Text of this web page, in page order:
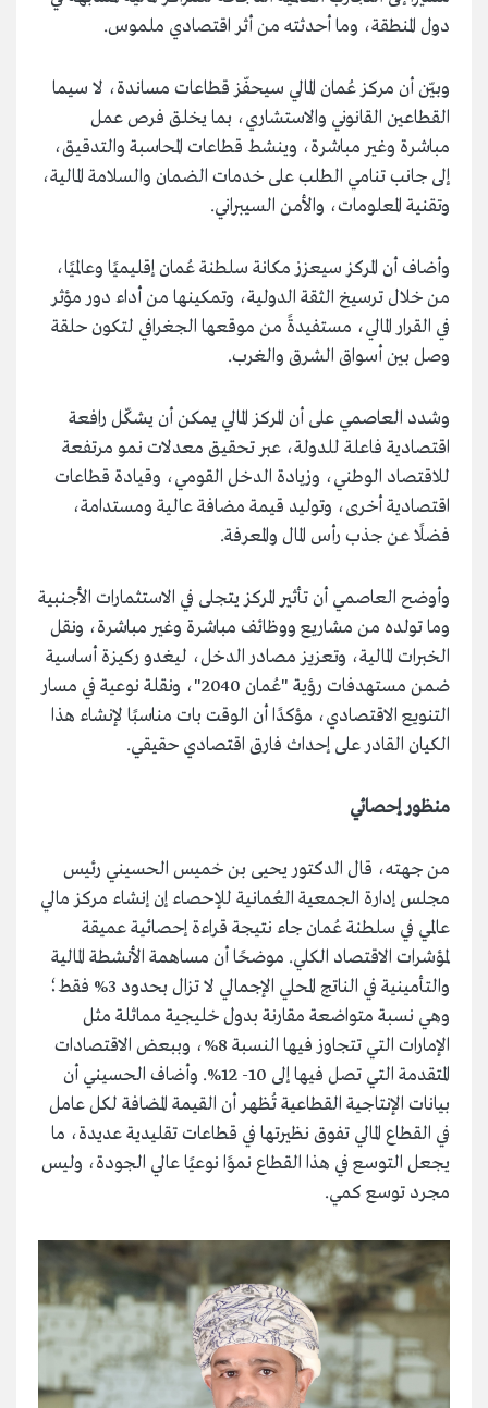
دول المنطقة، وما أحدثته من أثر اقتصادي ملموس.
وبيّن أن مركز عُمان المالي سيحفّز قطاعات مساندة، لا سيما
القطاعين القانوني والاستشاري، بما يخلق فرص عمل
مباشرة وغير مباشرة، وينشط قطاعات المحاسبة والتدقيق،
إلى جانب تنامي الطلب على خدمات الضمان والسلامة المالية،
وتقنية المعلومات، والأمن السيبراني.
وأضاف أن المركز سيعزز مكانة سلطنة عُمان إقليميًا وعالميًا،
من خلال ترسيخ الثقة الدولية، وتمكينها من أداء دور مؤثر
في القرار المالي، مستفيدةً من موقعها الجغرافي لتكون حلقة
وصل بين أسواق الشرق والغرب.
وشدد العاصمي على أن المركز المالي يمكن أن يشكّل رافعة
اقتصادية فاعلة للدولة، عبر تحقيق معدلات نمو مرتفعة
للاقتصاد الوطني، وزيادة الدخل القومي، وقيادة قطاعات
اقتصادية أخرى، وتوليد قيمة مضافة عالية ومستدامة،
فضلًا عن جذب رأس المال والمعرفة.
وأوضح العاصمي أن تأثير المركز يتجلى في الاستثمارات الأجنبية
وما تولده من مشاريع ووظائف مباشرة وغير مباشرة، ونقل
الخبرات المالية، وتعزيز مصادر الدخل، ليغدو ركيزة أساسية
ضمن مستهدفات رؤية "عُمان 2040"، ونقلة نوعية في مسار
التنويع الاقتصادي، مؤكدًا أن الوقت بات مناسبًا لإنشاء هذا
الكيان القادر على إحداث فارق اقتصادي حقيقي.
منظور إحصائي
من جهته، قال الدكتور يحيى بن خميس الحسيني رئيس
مجلس إدارة الجمعية العُمانية للإحصاء إن إنشاء مركز مالي
عالمي في سلطنة عُمان جاء نتيجة قراءة إحصائية عميقة
لمؤشرات الاقتصاد الكلي. موضحًا أن مساهمة الأنشطة المالية
والتأمينية في الناتج المحلي الإجمالي لا تزال بحدود 3% فقط؛
وهي نسبة متواضعة مقارنة بدول خليجية مماثلة مثل
الإمارات التي تتجاوز فيها النسبة 8%، وببعض الاقتصادات
المتقدمة التي تصل فيها إلى 10- 12%. وأضاف الحسيني أن
بيانات الإنتاجية القطاعية تُظهر أن القيمة المضافة لكل عامل
في القطاع المالي تفوق نظيرتها في قطاعات تقليدية عديدة، ما
يجعل التوسع في هذا القطاع نموًا نوعيًا عالي الجودة، وليس
مجرد توسع كمي.